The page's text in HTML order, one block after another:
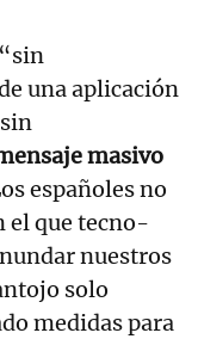
una aplicación
masivo
españoles no
el que tecno-
nuestros
solo
medidas para